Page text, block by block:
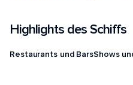
Highlights des Schiffs
Restaurants und BarsShows